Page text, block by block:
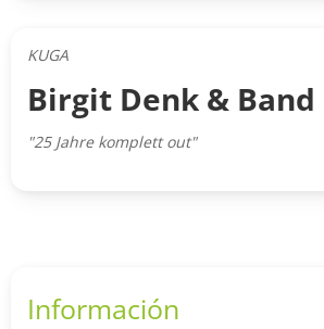
KUGA
Birgit Denk & Band
"25 Jahre komplett out"
Información